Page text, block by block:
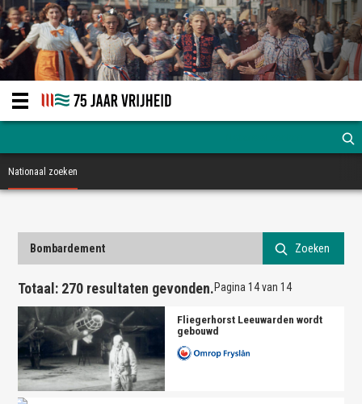
Nationaal zoeken
Zoeken
Totaal: 270 resultaten gevonden.Pagina 14 van 14
Fliegerhorst Leeuwarden wordt
gebouwd